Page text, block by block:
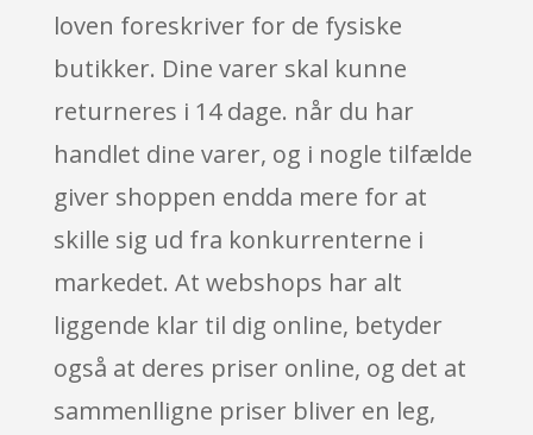
loven foreskriver for de fysiske
butikker. Dine varer skal kunne
returneres i 14 dage. når du har
handlet dine varer, og i nogle tilfælde
giver shoppen endda mere for at
skille sig ud fra konkurrenterne i
markedet. At webshops har alt
liggende klar til dig online, betyder
også at deres priser online, og det at
sammenlligne priser bliver en leg,